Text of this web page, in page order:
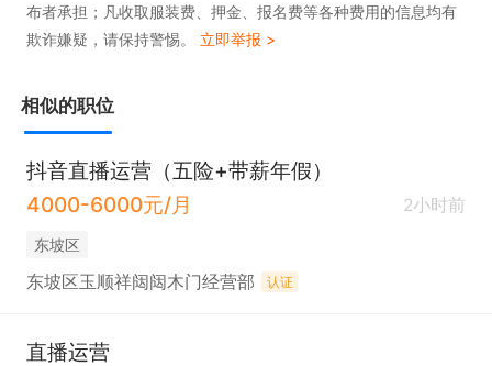
5。须面试！
布者承担；凡收取服装费、押金、报名费等各种费用的信息均有
欺诈嫌疑，请保持警惕。 立即举报 >
相似的职位
抖音直播运营（五险+带薪年假）
4000-6000元/月
2小时前
东坡区
东坡区玉顺祥闼闼木门经营部 认证
直播运营